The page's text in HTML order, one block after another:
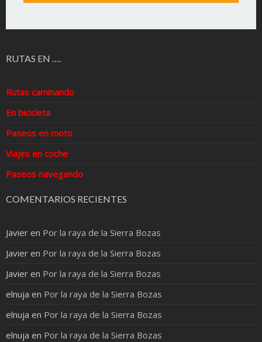
RUTAS EN ….
Rutas caminando
En bicicleta
Paseos en moto
Viajes en coche
Paseos navegando
COMENTARIOS RECIENTES
Javier en Por la raya de la Sierra Bozas
Javier en Por la raya de la Sierra Bozas
Javier en Por la raya de la Sierra Bozas
elnuja en Por la raya de la Sierra Bozas
elnuja en Por la raya de la Sierra Bozas
elnuja en Por la raya de la Sierra Bozas